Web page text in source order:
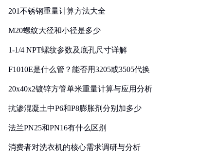
201不锈钢重量计算方法大全
M20螺纹大径和小径是多少
1-1/4 NPT螺纹参数及底孔尺寸详解
F1010E是什么管？能否用3205或3505代换
20x40x2镀锌方管单米重量计算与应用分析
抗渗混凝土中P6和P8膨胀剂分别加多少
法兰PN25和PN16有什么区别
消费者对洗衣机的核心需求调研与分析